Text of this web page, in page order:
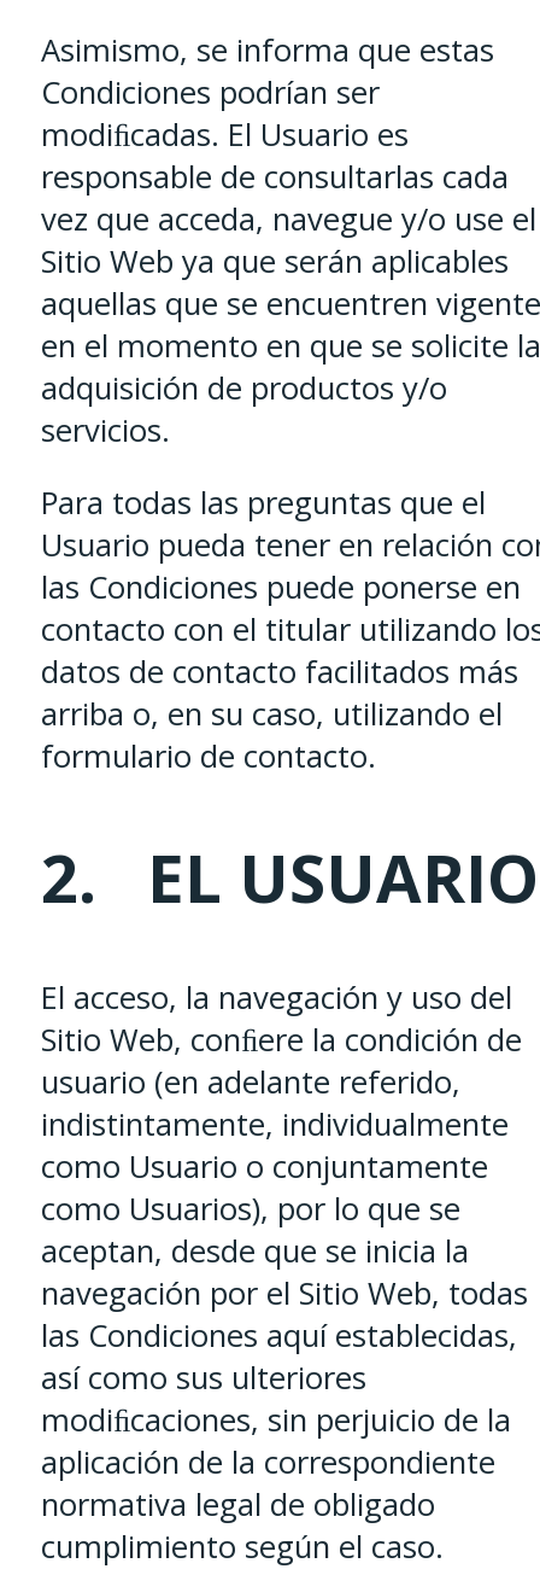
Asimismo, se informa que estas
Condiciones podrían ser
modiﬁcadas. El Usuario es
responsable de consultarlas cada
vez que acceda, navegue y/o use el
Sitio Web ya que serán aplicables
aquellas que se encuentren
en el momento en que se solicite la
adquisición de productos y/o
servicios.
Para todas las preguntas que el
Usuario pueda tener en relación
las Condiciones puede ponerse en
contacto con el titular utilizando
datos de contacto facilitados más
arriba o, en su caso, utilizando el
formulario de contacto.
2. EL USUARIO
El acceso, la navegación y uso del
Sitio Web, conﬁere la condición de
usuario (en adelante referido,
indistintamente, individualmente
como Usuario o conjuntamente
como Usuarios), por lo que se
aceptan, desde que se inicia la
navegación por el Sitio Web, todas
las Condiciones aquí establecidas,
así como sus ulteriores
modiﬁcaciones, sin perjuicio de la
aplicación de la correspondiente
normativa legal de obligado
cumplimiento según el caso.